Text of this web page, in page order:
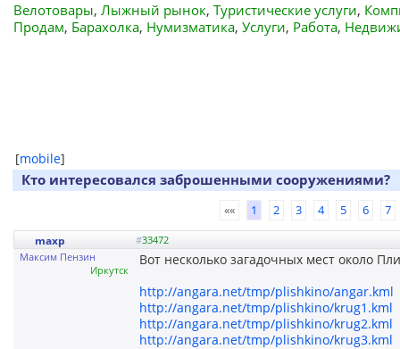
Велотовары, Лыжный рынок, Туристические услуги,
Продам, Барахолка, Нумизматика, Услуги, Работа,
[mobile]
Кто интересовался заброшенными сооружениями?
«« 1 2 3 4 5 6 7
maxp #33472
Максим Пензин
Иркутск
Вот несколько загадочных мест около
http://angara.net/tmp/plishkino/angar.kml
http://angara.net/tmp/plishkino/krug1.kml
http://angara.net/tmp/plishkino/krug2.kml
http://angara.net/tmp/plishkino/krug3.kml